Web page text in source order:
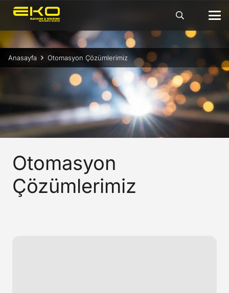
Anasayfa Otomasyon Çözümlerimiz
Otomasyon
Çözümlerimiz